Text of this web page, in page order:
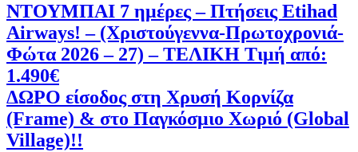
ΝΤΟΥΜΠΑΙ 7 ημέρες – Πτήσεις Etihad
Airways! – (Χριστούγεννα-Πρωτοχρονιά-
Φώτα 2026 – 27) – ΤΕΛΙΚΗ Τιμή από:
1.490€
ΔΩΡΟ είσοδος στη Χρυσή Κορνίζα
(Frame) & στο Παγκόσμιο Χωριό (Global
Village)!!